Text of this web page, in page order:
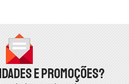
e promoções?